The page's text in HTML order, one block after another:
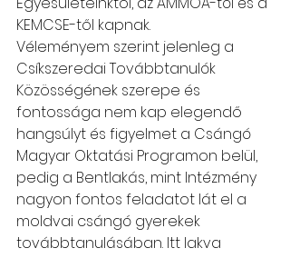
KEMCSE-től kapnak.
Véleményem szerint jelenleg a
Csíkszeredai Továbbtanulók
Közösségének szerepe és
fontossága nem kap elegendő
hangsúlyt és figyelmet a Csángó
Magyar Oktatási Programon belül,
pedig a Bentlakás, mint Intézmény
nagyon fontos feladatot lát el a
moldvai csángó gyerekek
továbbtanulásában. Itt lakva